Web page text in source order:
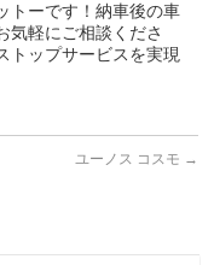
トーです！納車後の車
気軽にご相談くださ
トップサービスを実現
ユーノス コスモ →